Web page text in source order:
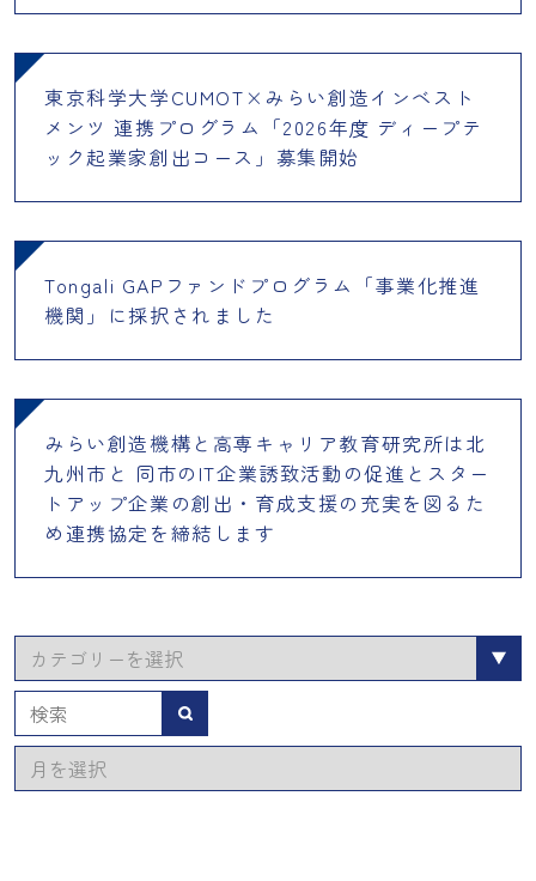
東京科学大学CUMOT×みらい創造インベスト
メンツ 連携プログラム「2026年度 ディープテ
ック起業家創出コース」募集開始
Tongali GAPファンドプログラム「事業化推進
機関」に採択されました
みらい創造機構と高専キャリア教育研究所は北
九州市と 同市のIT企業誘致活動の促進とスター
トアップ企業の創出・育成支援の充実を図るた
め連携協定を締結します
カ
テ
ゴ
リ
ー
ー